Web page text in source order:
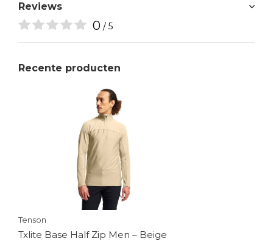
Reviews
0 / 5
Recente producten
Tenson
Txlite Base Half Zip Men – Beige